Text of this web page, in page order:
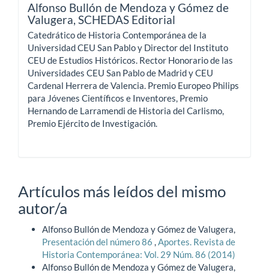
Alfonso Bullón de Mendoza y Gómez de
Valugera, SCHEDAS Editorial
Catedrático de Historia Contemporánea de la
Universidad CEU San Pablo y Director del Instituto
CEU de Estudios Históricos. Rector Honorario de las
Universidades CEU San Pablo de Madrid y CEU
Cardenal Herrera de Valencia. Premio Europeo Philips
para Jóvenes Científicos e Inventores, Premio
Hernando de Larramendi de Historia del Carlismo,
Premio Ejército de Investigación.
Artículos más leídos del mismo
autor/a
Alfonso Bullón de Mendoza y Gómez de Valugera,
Presentación del número 86 ,Aportes. Revista de
Historia Contemporánea: Vol. 29 Núm. 86 (2014)
Alfonso Bullón de Mendoza y Gómez de Valugera,